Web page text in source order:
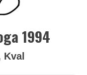
1994
Kval